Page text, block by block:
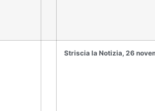
Striscia la Notizia, 26